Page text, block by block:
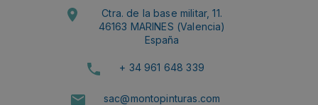
Ctra. de la base militar, 11.
46163 MARINES (Valencia)
España
+ 34 961 648 339
sac@montopinturas.com